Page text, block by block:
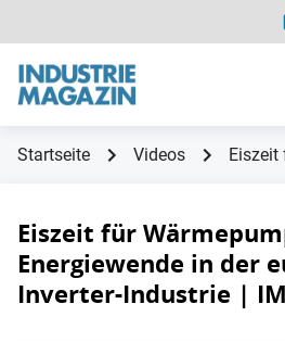
Startseite Videos Eiszeit
Eiszeit für
Energiewende in der
Inverter-Industrie |